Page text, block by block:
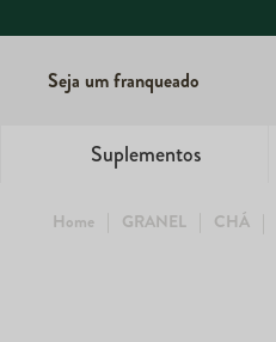
Seja um franqueado
Suplementos
GRANEL CHÁ